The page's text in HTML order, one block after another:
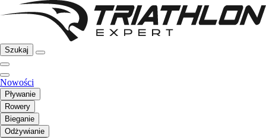
Szukaj
Nowości
Pływanie
Rowery
Bieganie
Odżywianie